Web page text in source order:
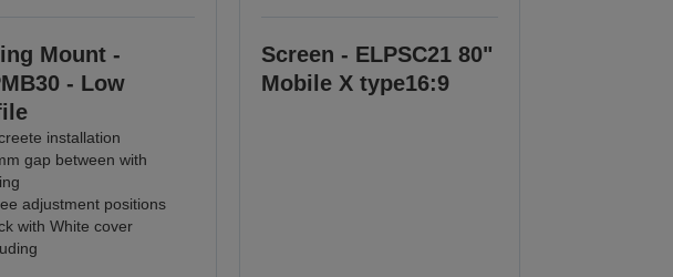
Mount -
- Low
installation
gap between with
adjustment positions
with White cover
Screen - ELPSC21 80"
Mobile X type16:9